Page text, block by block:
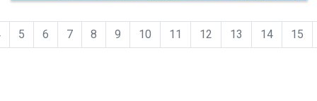
5 6 7 8 9 10 11 12 13 14 15